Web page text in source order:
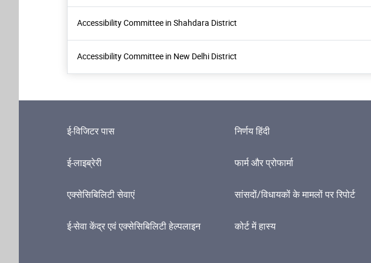
Accessibility Committee in Shahdara District
Accessibility Committee in New Delhi District
ई-विजिटर पास
ई-लाइब्रेरी
एक्सेसिबिलिटी सेवाएं
ई-सेवा केंद्र एवं एक्सेसिबिलिटी हेल्पलाइन
निर्णय हिंदी
फार्म और प्रोफार्मा
सांसदों/विधायकों के मामलों पर रिपोर्ट
कोर्ट में हास्य